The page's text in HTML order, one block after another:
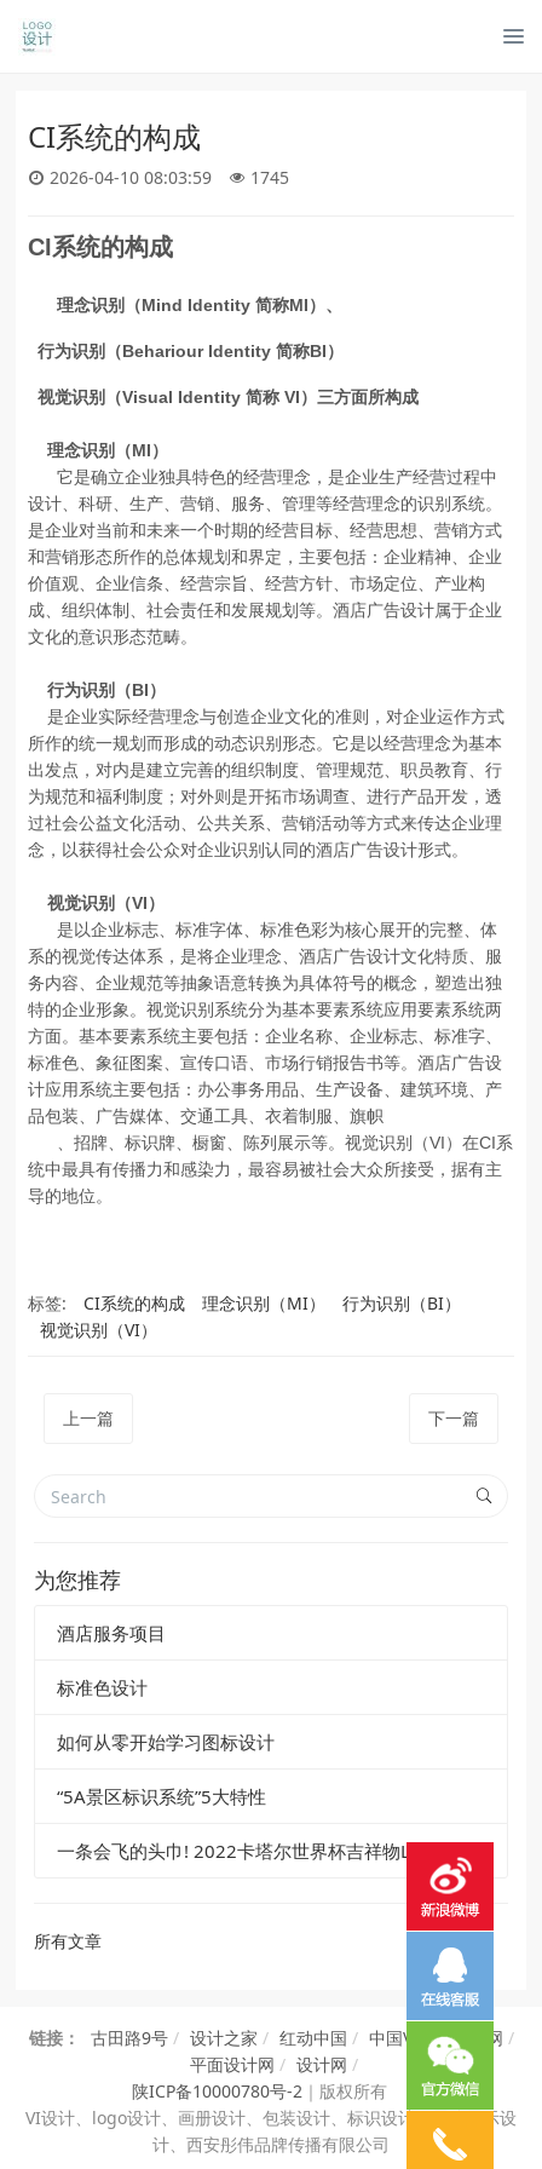
CI系统的构成
2026-04-10 08:03:59 1745
CI系统的构成
理念识别（Mind Identity简称MI ）、
行为识别（Behariour Identity简称BI ）
视觉识别（Visual Identity简称 VI ）三方面所构成
理念识别（MI ）
它是确立企业独具特色的经营理念，是企业生产经营过程中
设计、科研、生产、营销、服务、管理等经营理念的识别系统。
是企业对当前和未来一个时期的经营目标、经营思想、营销方式
和营销形态所作的总体规划和界定，主要包括：企业精神、企业
价值观、企业信条、经营宗旨、经营方针、市场定位、产业构
成、组织体制、社会责任和发展规划等。酒店广告设计属于企业
文化的意识形态范畴。
行为识别（BI ）
是企业实际经营理念与创造企业文化的准则，对企业运作方式
所作的统一规划而形成的动态识别形态。它是以经营理念为基本
出发点，对内是建立完善的组织制度、管理规范、职员教育、行
为规范和福利制度；对外则是开拓市场调查、进行产品开发，透
过社会公益文化活动、公共关系、营销活动等方式来传达企业理
念，以获得社会公众对企业识别认同的酒店广告设计形式。
视觉识别（VI ）
是以企业标志、标准字体、标准色彩为核心展开的完整、体
系的视觉传达体系，是将企业理念、酒店广告设计文化特质、服
务内容、企业规范等抽象语意转换为具体符号的概念，塑造出独
特的企业形象。视觉识别系统分为基本要素系统应用要素系统两
方面。基本要素系统主要包括：企业名称、企业标志、标准字、
标准色、象征图案、宣传口语、市场行销报告书等。酒店广告设
计应用系统主要包括：办公事务用品、生产设备、建筑环境、产
品包装、广告媒体、交通工具、衣着制服、旗帜
、招牌、标识牌、橱窗、陈列展示等。视觉识别（VI ）在CI系
统中最具有传播力和感染力，最容易被社会大众所接受，据有主
导的地位。
标签: CI系统的构成 理念识别（MI）
行为识别（BI）
视觉识别（VI）
上一篇 下一篇
为您推荐
酒店服务项目
标准色设计
如何从零开始学习图标设计
“5A景区标识系统”5大特性
一条会飞的头巾! 2022卡塔尔世界杯吉祥物La’eeb
所有文章
链接： 古田路9号 / 设计之家 / 红动中国 / 中国VI设计知识网 /
平面设计网 / 设计网 /
陕ICP备10000780号-2 ｜ 版权所有
VI设计、 logo设计、画册设计、包装设计、标识设计、展览展示设
计、西安彤伟品牌传播有限公司